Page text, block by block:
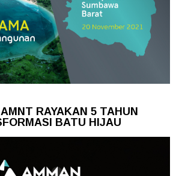
RAYAKAN 5 TAHUN
BATU HIJAU